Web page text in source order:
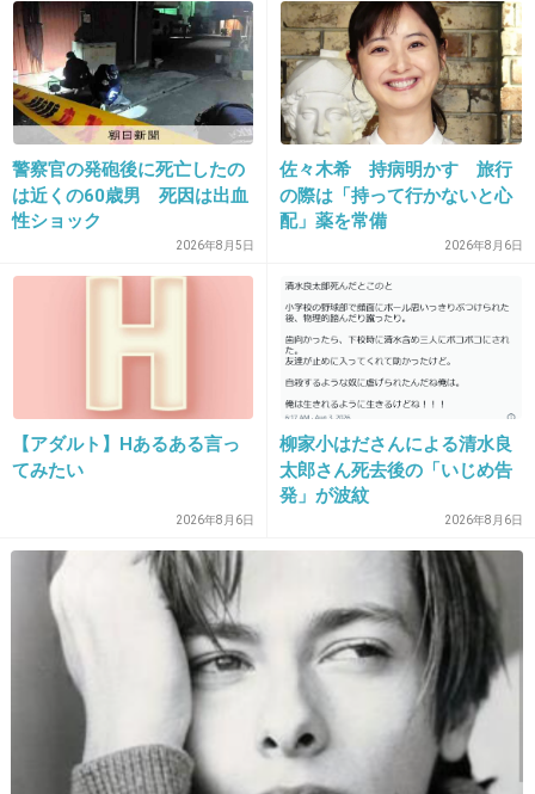
27. 匿名2013/08/11(日) 06:34:03
東京も酷い
出典：livedoor.blogimg.jp
+502
2013/08/11(日) 06:35:24
ゴミが集まれば集まるほど、皆捨ててるしいっ
かって思う人が増えてさらにゴミが増える悪循
環
+206
2013/08/11(日) 06:37:13
ゴミくらい拾えや!!マナーなっとらんな!!橋下ど
うにかせい
+197
警察官の発砲後に死亡したの
は近くの60歳男 死因は出血
性ショック
2026年8月5日
佐々木希 持病明かす 旅行
の際は「持って行かないと心
配」薬を常備
2026年8月6日
【アダルト】Hあるある言っ
てみたい
2026年8月6日
柳家小はださんによる清水良
太郎さん死去後の「いじめ告
発」が波紋
2026年8月6日